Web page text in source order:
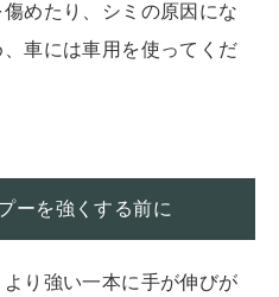
めたり、シミの原因にな
車には車用を使ってくだ
ーを強くする前に
り強い一本に手が伸びが